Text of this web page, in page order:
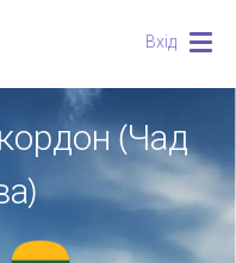
Вхід
(Чад